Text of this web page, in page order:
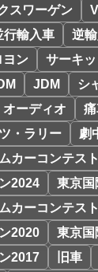
スワーゲン
行輸入車 逆
ヨン サーキッ
JDM シ
オーディオ
・ラリー
劇
カーコンテス
2024
東京国
カーコンテス
2020
東京国
2017
旧車